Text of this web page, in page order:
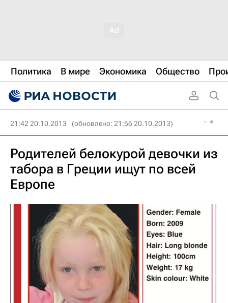
Политика В мире Экономика Общество
21:42 20.10.2013 (обновлено: 21:56 20.10.2013)
Родителей белокурой девочки из
табора в Греции ищут по всей
Европе